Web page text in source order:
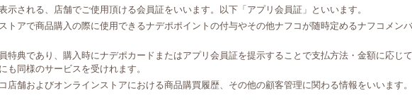
示される、店舗でご使用頂ける会員証をいいます。以下「アプリ会員証」といいます。
トアで商品購入の際に使用できるナデポポイントの付与やその他ナフコが随時定めるナフコメン
特典であり、購入時にナデポカードまたはアプリ会員証を提示することで支払方法・金額に応じ
も同様のサービスを受けれます。
店舗およびオンラインストアにおける商品購買履歴、その他の顧客管理に関わる情報をいいます。